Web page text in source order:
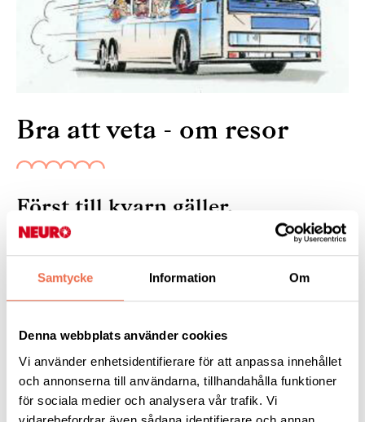
Samtycke Information Om
Denna webbplats använder cookies
Vi använder enhetsidentifierare för att anpassa innehållet
och annonserna till användarna, tillhandahålla funktioner
för sociala medier och analysera vår trafik. Vi
Bra att veta - om resor
Först till kvarn gäller.
60 eller Ewa-Carin Sjöstrand tel 0730- 77 51